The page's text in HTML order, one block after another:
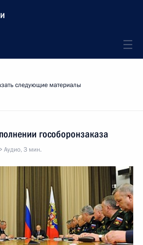
следующие материалы
гособоронзаказа
Аудио, 3 мин.